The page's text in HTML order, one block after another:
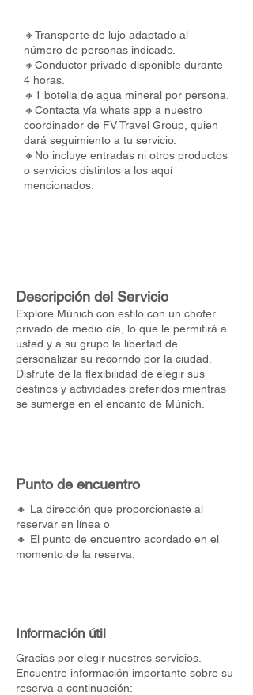
🔸Transporte de lujo adaptado al
número de personas indicado.
🔸Conductor privado disponible durante
4 horas.
🔸1 botella de agua mineral por persona.
🔸Contacta vía whats app a nuestro
coordinador de FV Travel Group, quien
dará seguimiento a tu servicio.
🔸No incluye entradas ni otros productos
o servicios distintos a los aquí
mencionados.
Descripción del Servicio
Explore Múnich con estilo con un chofer
privado de medio día, lo que le permitirá a
usted y a su grupo la libertad de
personalizar su recorrido por la ciudad.
Disfrute de la flexibilidad de elegir sus
destinos y actividades preferidos mientras
se sumerge en el encanto de Múnich.
Punto de encuentro
🔸 La dirección que proporcionaste al
reservar en línea o
🔸 El punto de encuentro acordado en el
momento de la reserva.
Información útil
Gracias por elegir nuestros servicios.
Encuentre información importante sobre su
reserva a continuación: